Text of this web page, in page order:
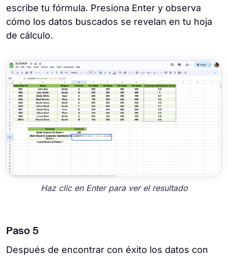
escribe tu fórmula. Presiona Enter y observa
cómo los datos buscados se revelan en tu hoja
de cálculo.
Haz clic en Enter para ver el resultado
Paso 5
Después de encontrar con éxito los datos con